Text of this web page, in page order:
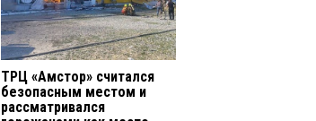
ТРЦ «Амстор» считался
безопасным местом и
рассматривался